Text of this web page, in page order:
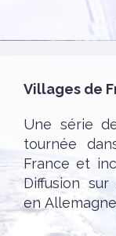
Villages de
Une série
tournée
France et
Diffusion
en Allemagne